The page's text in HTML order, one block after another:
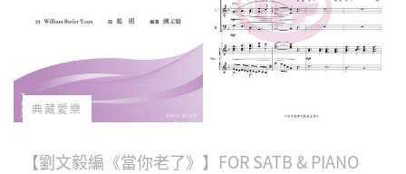
典藏愛樂
【劉文毅編《當你老了》】FOR SATB & PIANO